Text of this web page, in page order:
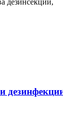
дезинсекции,